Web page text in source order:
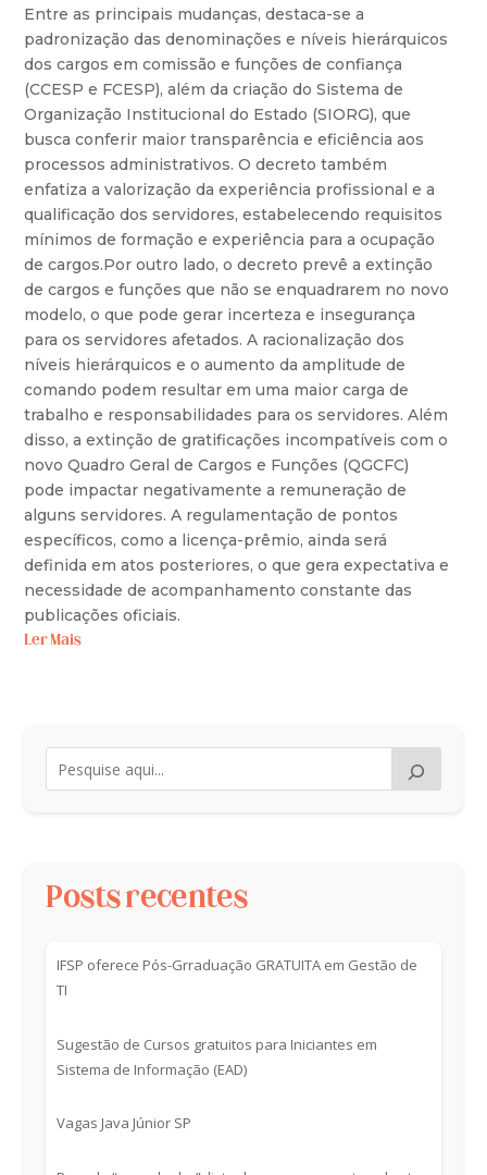
Entre as principais mudanças, destaca-se a
padronização das denominações e níveis hierárquicos
dos cargos em comissão e funções de confiança
(CCESP e FCESP), além da criação do Sistema de
Organização Institucional do Estado (SIORG), que
busca conferir maior transparência e eficiência aos
processos administrativos. O decreto também
enfatiza a valorização da experiência profissional e a
qualificação dos servidores, estabelecendo requisitos
mínimos de formação e experiência para a ocupação
de cargos.Por outro lado, o decreto prevê a extinção
de cargos e funções que não se enquadrarem no novo
modelo, o que pode gerar incerteza e insegurança
para os servidores afetados. A racionalização dos
níveis hierárquicos e o aumento da amplitude de
comando podem resultar em uma maior carga de
trabalho e responsabilidades para os servidores. Além
disso, a extinção de gratificações incompatíveis com o
novo Quadro Geral de Cargos e Funções (QGCFC)
pode impactar negativamente a remuneração de
alguns servidores. A regulamentação de pontos
específicos, como a licença-prêmio, ainda será
definida em atos posteriores, o que gera expectativa e
necessidade de acompanhamento constante das
publicações oficiais.
Ler Mais
Posts recentes
IFSP oferece Pós-Grraduação GRATUITA em Gestão de
TI
Sugestão de Cursos gratuitos para Iniciantes em
Sistema de Informação (EAD)
Vagas Java Júnior SP